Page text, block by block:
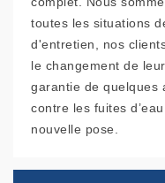
toutes les situations
d'entretien, nos
le changement de
garantie de quelques
contre les fuites
nouvelle pose.